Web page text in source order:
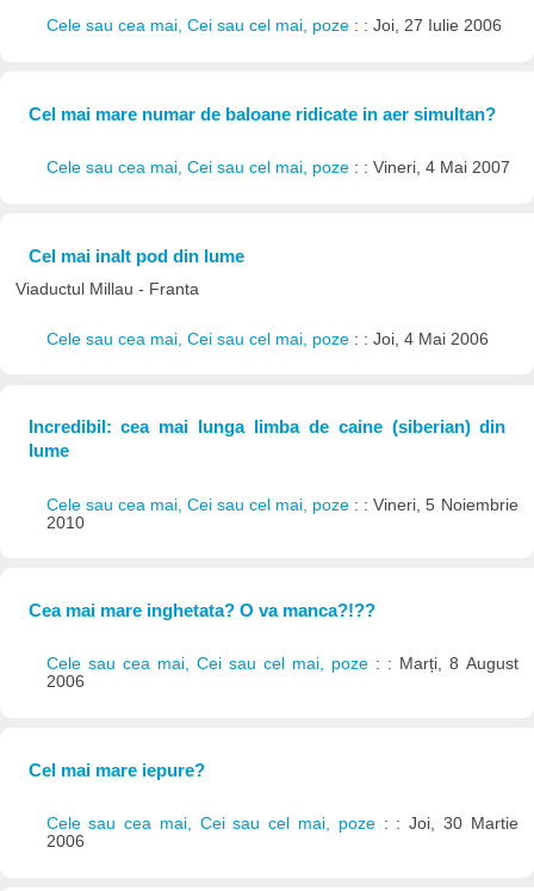
Cele sau cea mai, Cei sau cel mai, poze : : Joi, 27 Iulie 2006
Cel mai mare numar de baloane ridicate in aer simultan?
Cele sau cea mai, Cei sau cel mai, poze : : Vineri, 4 Mai 2007
Cel mai inalt pod din lume
Viaductul Millau - Franta
Cele sau cea mai, Cei sau cel mai, poze : : Joi, 4 Mai 2006
Incredibil: cea mai lunga limba de caine (siberian) din
lume
Cele sau cea mai, Cei sau cel mai, poze : : Vineri, 5 Noiembrie
2010
Cea mai mare inghetata? O va manca?!??
Cele sau cea mai, Cei sau cel mai, poze : : Marți, 8 August
2006
Cel mai mare iepure?
Cele sau cea mai, Cei sau cel mai, poze : : Joi, 30 Martie
2006